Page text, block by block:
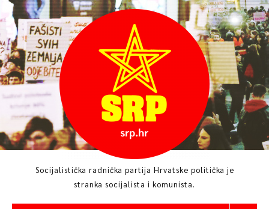
Skip
to
content
Socijalistička radnička partija Hrvatske politička je
stranka socijalista i komunista.